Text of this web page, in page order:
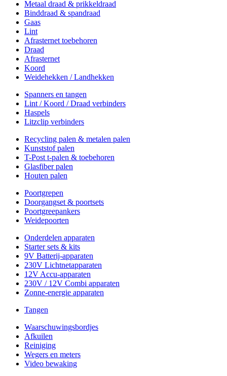
Metaal draad & prikkeldraad
Binddraad & spandraad
Gaas
Lint
Afrasternet toebehoren
Draad
Afrasternet
Koord
Weidehekken / Landhekken
Spanners en tangen
Lint / Koord / Draad verbinders
Haspels
Litzclip verbinders
Recycling palen & metalen palen
Kunststof palen
T-Post t-palen & toebehoren
Glasfiber palen
Houten palen
Poortgrepen
Doorgangset & poortsets
Poortgreepankers
Weidepoorten
Onderdelen apparaten
Starter sets & kits
9V Batterij-apparaten
230V Lichtnetapparaten
12V Accu-apparaten
230V / 12V Combi apparaten
Zonne-energie apparaten
Tangen
Waarschuwingsbordjes
Afkuilen
Reiniging
Wegers en meters
Video bewaking